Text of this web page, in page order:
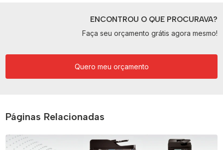
ENCONTROU O QUE PROCURAVA?
Faça seu orçamento grátis agora mesmo!
Quero meu orçamento
Páginas Relacionadas